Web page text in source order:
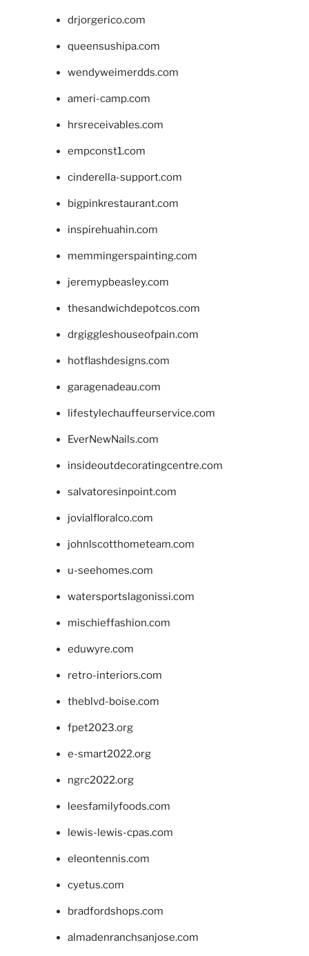
drjorgerico.com
queensushipa.com
wendyweimerdds.com
ameri-camp.com
hrsreceivables.com
empconst1.com
cinderella-support.com
bigpinkrestaurant.com
inspirehuahin.com
memmingerspainting.com
jeremypbeasley.com
thesandwichdepotcos.com
drgiggleshouseofpain.com
hotflashdesigns.com
garagenadeau.com
lifestylechauffeurservice.com
EverNewNails.com
insideoutdecoratingcentre.com
salvatoresinpoint.com
jovialfloralco.com
johnlscotthometeam.com
u-seehomes.com
watersportslagonissi.com
mischieffashion.com
eduwyre.com
retro-interiors.com
theblvd-boise.com
fpet2023.org
e-smart2022.org
ngrc2022.org
leesfamilyfoods.com
lewis-lewis-cpas.com
eleontennis.com
cyetus.com
bradfordshops.com
almadenranchsanjose.com